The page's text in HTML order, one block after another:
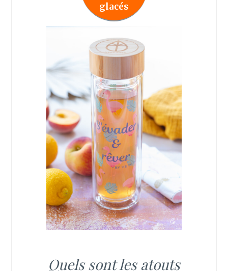
glacés
Quels sont les atouts